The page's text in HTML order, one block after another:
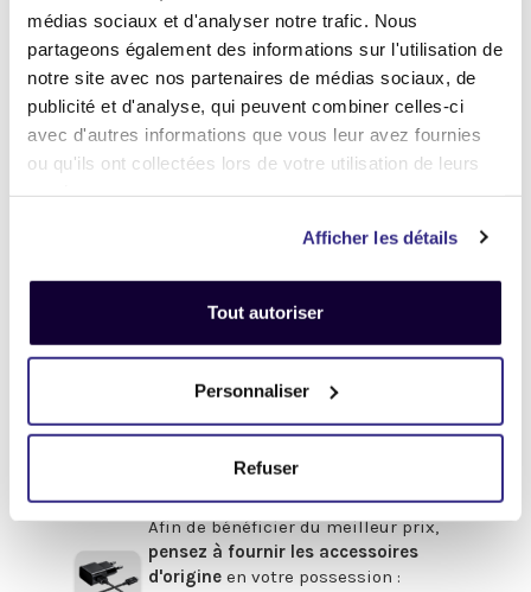
médias sociaux et d'analyser notre trafic. Nous
partageons également des informations sur l'utilisation de
notre site avec nos partenaires de médias sociaux, de
publicité et d'analyse, qui peuvent combiner celles-ci
avec d'autres informations que vous leur avez fournies
ou qu'ils ont collectées lors de votre utilisation de leurs
Afficher les détails
Tout autoriser
Personnaliser
Refuser
C'est par ici
Et maintenant... ♫
Définir l'état de votre produit
Avant de procéder à votre envoi :-
Désactivezvotre compte
(iPhone, iPad, iMac) ouGoogle
(valable pour tous les appareils).
Pour obtenir de l'aide,
.
Afin de bénéficier du meilleur prix,
pensez à fournir les accessoires
d'origine en votre possession :